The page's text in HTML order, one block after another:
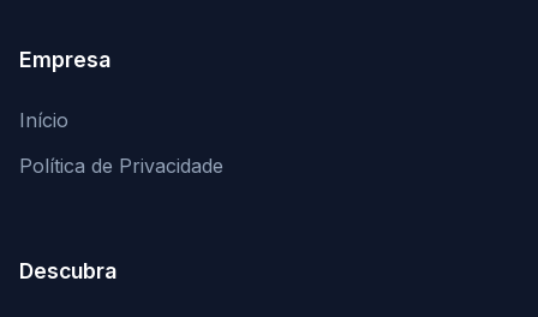
Empresa
Início
Política de Privacidade
Descubra